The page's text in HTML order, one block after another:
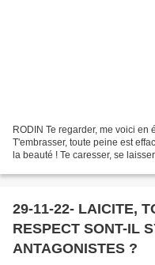
RODIN Te regarder, me voici en
T'embrasser, toute peine est
la beauté ! Te caresser, se
29-11-22- LAICITE,
RESPECT SONT-IL
ANTAGONISTES ?